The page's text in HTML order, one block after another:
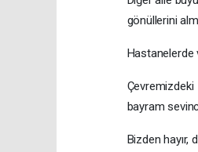
gönüllerini
Hastanelerde
Çevremizdeki
bayram
Bizden hayır,